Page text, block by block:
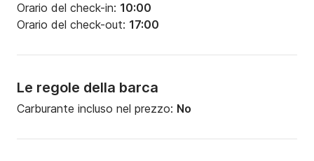
Orario del check-in: 10:00
Orario del check-out: 17:00
Le regole della barca
Carburante incluso nel prezzo: No